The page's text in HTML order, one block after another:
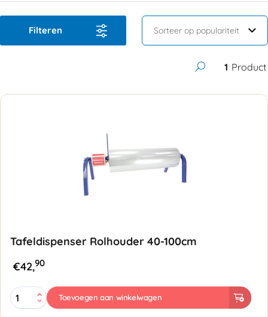
Filteren
1 Product
Tafeldispenser Rolhouder 40-100cm
€42,90
Tafeldispenser
Rolhouder
Toevoegen aan winkelwagen